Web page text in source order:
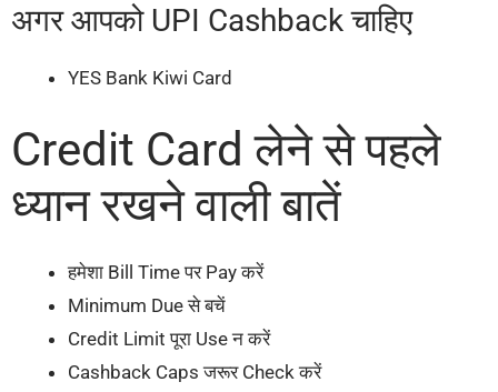
अगर आपको UPI Cashback चाहिए
YES Bank Kiwi Card
Credit Card लेने से पहले
ध्यान रखने वाली बातें
हमेशा Bill Time पर Pay करें
Minimum Due से बचें
Credit Limit पूरा Use न करें
Cashback Caps जरूर Check करें